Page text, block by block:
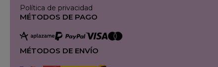
Política de privacidad
MÉTODOS DE PAGO
MÉTODOS DE ENVÍO